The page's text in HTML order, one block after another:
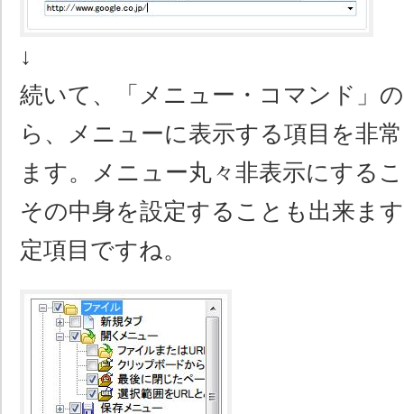
↓
続いて、「メニュー・コマンド」
ら、メニューに表示する項目を非
ます。メニュー丸々非表示にする
その中身を設定することも出来ま
定項目ですね。